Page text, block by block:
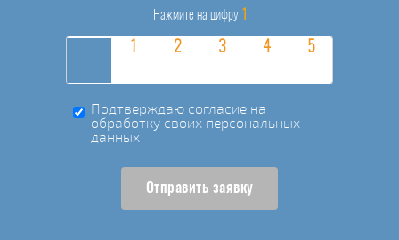
Нажмите на цифру 1
Подтверждаю согласие на
обработку своих персональных
данных
Отправить заявку